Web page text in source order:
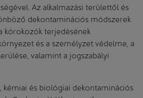
Az alkalmazási területtől és
dekontaminációs módszerek
kórokozók terjedésének
és a személyzet védelme, a
valamint a jogszabályi
kémiai és biológiai dekontaminációs